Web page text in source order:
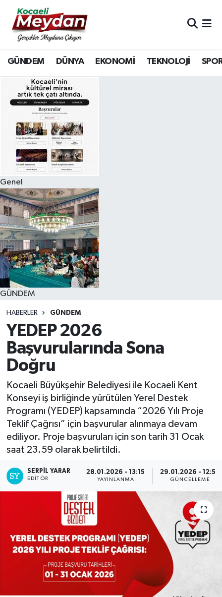
GÜNDEM DÜNYA EKONOMİ TEKNOLOJİ
Genel
GÜNDEM
HABERLER GÜNDEM
YEDEP 2026
Başvurularında Sona
Doğru
Kocaeli Büyükşehir Belediyesi ile Kocaeli Kent
Konseyi iş birliğinde yürütülen Yerel Destek
Programı (YEDEP) kapsamında “2026 Yılı Proje
Teklif Çağrısı” için başvurular alınmaya devam
ediliyor. Proje başvuruları için son tarih 31 Ocak
saat 23.59 olarak belirtildi.
SERPİL YARAR
EDITÖR
28.01.2026 - 13:15
YAYINLANMA
29.01.2026 - 12:52
GÜNCELLEME
Nöbetçi Eczaneler
Hava Durumu
Trafik Durumu
Süper Lig Puan Durumu ve Fikstür
Tüm Manşetler
Son Dakika Haberleri
Haber Arşivi